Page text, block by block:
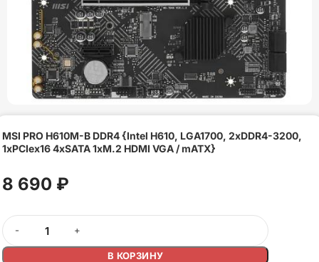
MSI PRO H610M-B DDR4 {Intel H610, LGA1700, 2xDDR4-3200,
1xPCIex16 4xSATA 1xM.2 HDMI VGA / mATX}
8 690 ₽
В КОРЗИНУ